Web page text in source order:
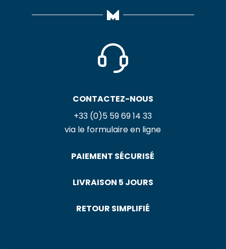
CONTACTEZ-NOUS
+33 (0)5 59 69 14 33
via le formulaire en ligne
PAIEMENT SÉCURISÉ
LIVRAISON 5 JOURS
RETOUR SIMPLIFIÉ